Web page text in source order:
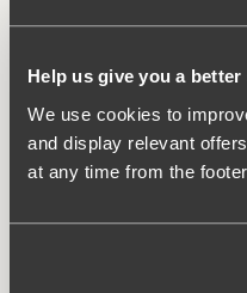
Help us give you a
We use cookies to
and display relevant
at any time from the
Viewing image 1 of 2
Keep Fresh Spacer bh
749 NOK
Med bøyler
Viewing image 1 of 2